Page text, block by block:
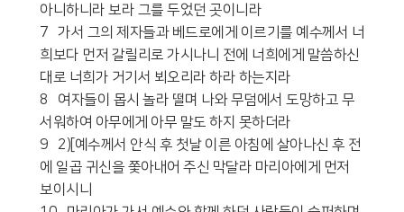
아니하니라 보라 그를 두었던 곳이니라
7 가서 그의 제자들과 베드로에게 이르기를 예수께서 너
희보다 먼저 갈릴리로 가시나니 전에 너희에게 말씀하신
대로 너희가 거기서 뵈오리라 하라 하는지라
8 여자들이 몹시 놀라 떨며 나와 무덤에서 도망하고 무
서워하여 아무에게 아무 말도 하지 못하더라
9 2)[예수께서 안식 후 첫날 이른 아침에 살아나신 후 전
에 일곱 귀신을 쫓아내어 주신 막달라 마리아에게 먼저
보이시니